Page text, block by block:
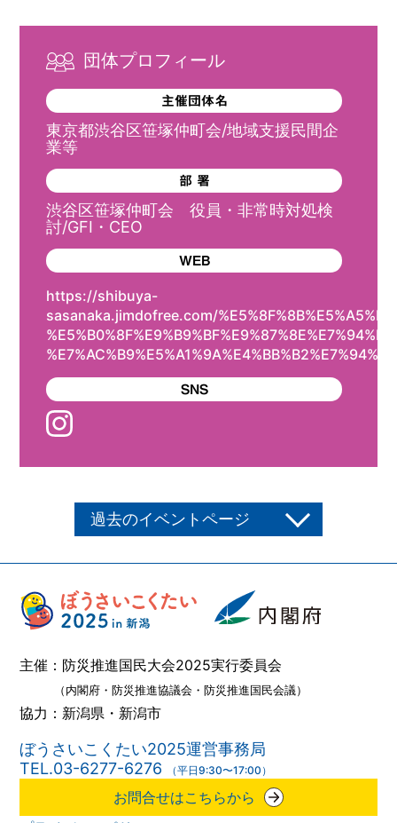
団体プロフィール
主催団体名
東京都渋谷区笹塚仲町会/地域支援民間企
業等
部 署
渋谷区笹塚仲町会 役員・非常時対処検
討/GFI・CEO
WEB
https://shibuya-
sasanaka.jimdofree.com/
SNS
過去のイベントページ
主催：防災推進国民大会2025実行委員会
（内閣府・防災推進協議会・防災推進国民会議）
協力：新潟県・新潟市
ぼうさいこくたい2025運営事務局
TEL.03-6277-6276
（平日9:30〜17:00）
お問合せはこちらから